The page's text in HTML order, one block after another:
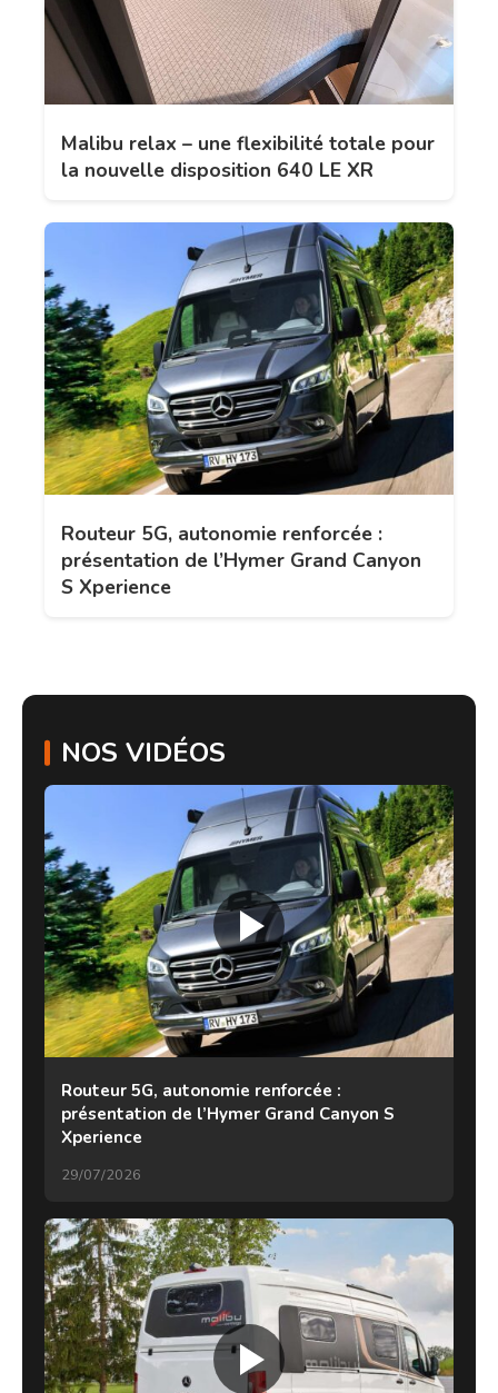
Malibu relax – une flexibilité totale pour
la nouvelle disposition 640 LE XR
Routeur 5G, autonomie renforcée :
présentation de l’Hymer Grand Canyon
S Xperience
NOS VIDÉOS
Routeur 5G, autonomie renforcée :
présentation de l’Hymer Grand Canyon S
Xperience
29/07/2026